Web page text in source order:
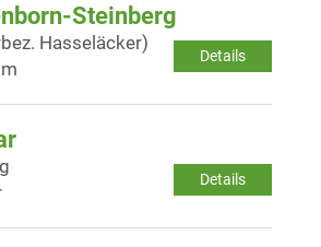
Steinberg
Details
Hasseläcker)
Details